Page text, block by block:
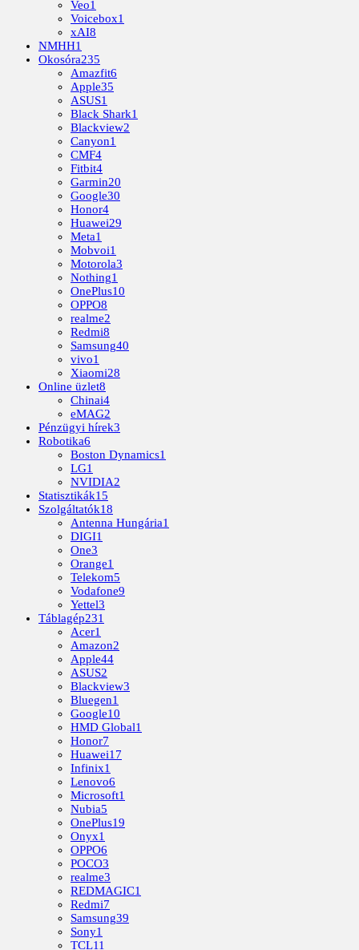
Veo1
Voicebox1
xAI8
NMHH1
Okosóra235
Amazfit6
Apple35
ASUS1
Black Shark1
Blackview2
Canyon1
CMF4
Fitbit4
Garmin20
Google30
Honor4
Huawei29
Meta1
Mobvoi1
Motorola3
Nothing1
OnePlus10
OPPO8
realme2
Redmi8
Samsung40
vivo1
Xiaomi28
Online üzlet8
Chinai4
eMAG2
Pénzügyi hírek3
Robotika6
Boston Dynamics1
LG1
NVIDIA2
Statisztikák15
Szolgáltatók18
Antenna Hungária1
DIGI1
One3
Orange1
Telekom5
Vodafone9
Yettel3
Táblagép231
Acer1
Amazon2
Apple44
ASUS2
Blackview3
Bluegen1
Google10
HMD Global1
Honor7
Huawei17
Infinix1
Lenovo6
Microsoft1
Nubia5
OnePlus19
Onyx1
OPPO6
POCO3
realme3
REDMAGIC1
Redmi7
Samsung39
Sony1
TCL11